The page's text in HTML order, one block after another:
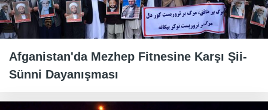
Afganistan'da Mezhep Fitnesine Karşı Şii-
Sünni Dayanışması